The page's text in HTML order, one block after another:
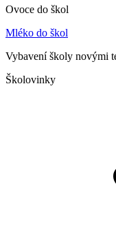
Ovoce do škol
Mléko do škol
Vybavení školy novými
Školovinky